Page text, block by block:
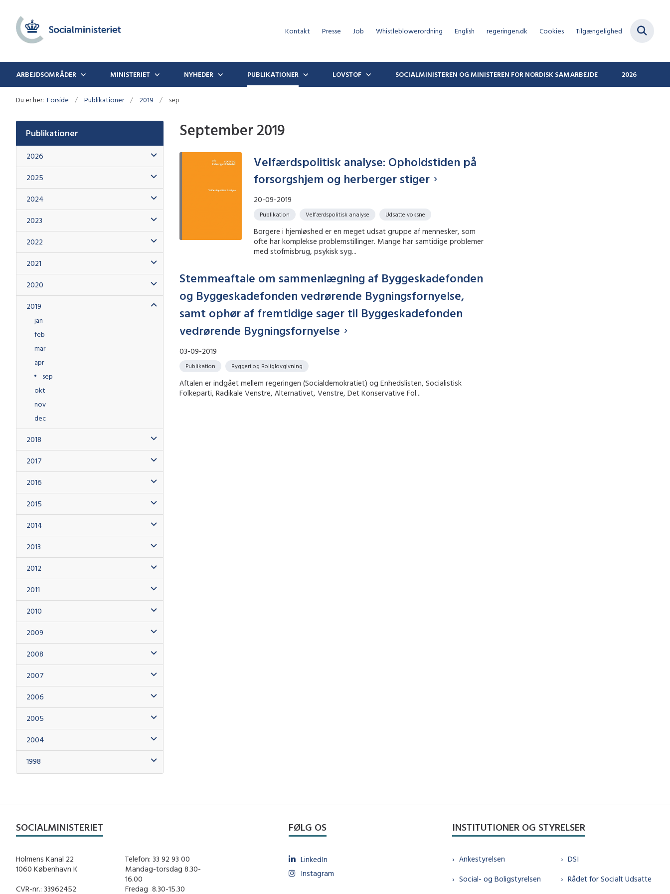
Kontakt Presse Job Whistleblowerordning English regeringen.dk Cookies Tilgængelighed
ARBEJDSOMRÅDER MINISTERIET NYHEDER PUBLIKATIONER LOVSTOF SOCIALMINISTEREN OG MINISTEREN FOR NORDISK SAMARBEJDE 2026
Du er her: Forside Publikationer 2019 sep
Publikationer
2026
2025
2024
2023
2022
2021
2020
2019
jan
feb
mar
apr
sep
okt
nov
dec
2018
2017
2016
2015
2014
2013
2012
2011
2010
2009
2008
2007
2006
2005
2004
1998
September 2019
Velfærdspolitisk analyse: Opholdstiden på
forsorgshjem og herberger stiger
20-09-2019
Publikation Velfærdspolitisk analyse Udsatte voksne
Borgere i hjemløshed er en meget udsat gruppe af mennesker, som
ofte har komplekse problemstillinger. Mange har samtidige problemer
med stofmisbrug, psykisk syg...
Stemmeaftale om sammenlægning af Byggeskadefonden
og Byggeskadefonden vedrørende Bygningsfornyelse,
samt ophør af fremtidige sager til Byggeskadefonden
vedrørende Bygningsfornyelse
03-09-2019
Publikation Byggeri og Boliglovgivning
Aftalen er indgået mellem regeringen (Socialdemokratiet) og Enhedslisten, Socialistisk
Folkeparti, Radikale Venstre, Alternativet, Venstre, Det Konservative Fol...
SOCIALMINISTERIET
Holmens Kanal 22
1060 København K
CVR-nr.: 33962452
Telefon: 33 92 93 00
Mandag-torsdag 8.30-
16.00
Fredag ​ 8.30-15.30
FØLG OS
LinkedIn
Instagram
INSTITUTIONER OG STYRELSER
Ankestyrelsen
Social- og Boligstyrelsen
DSI
Rådet for Socialt Udsatte